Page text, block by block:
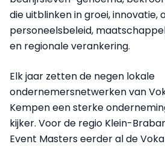
die uitblinken in groei, innovatie,
personeelsbeleid,
en regionale verankering.
Elk jaar zetten de negen lokale
ondernemersnetwerken van
Kempen een sterke
kijker. Voor de regio Klein-
Event Masters eerder al de